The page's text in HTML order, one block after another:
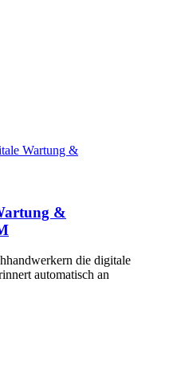
Wartung &
&
die digitale
automatisch an